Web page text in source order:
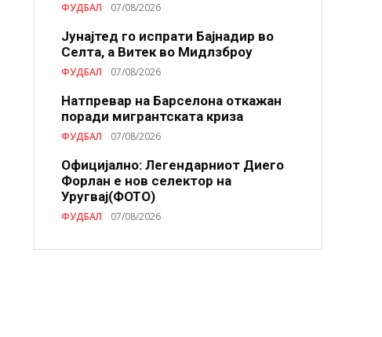
ФУДБАЛ 07/08/2026
Јунајтед го испрати Бајнадир во
Селта, а Витек во Мидлзброу
ФУДБАЛ 07/08/2026
Натпревар на Барселона откажан
поради мигрантската криза
ФУДБАЛ 07/08/2026
Официјално: Легендарниот Диего
Форлан е нов селектор на
Уругвај(ФОТО)
ФУДБАЛ 07/08/2026